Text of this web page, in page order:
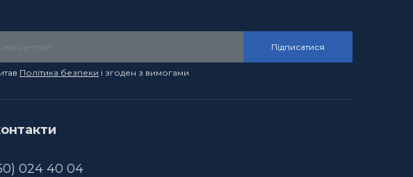
Підписатися
Політика безпеки і згоден з вимогами
024 40 04